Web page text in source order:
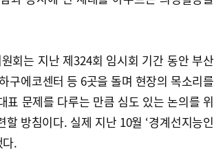
회는 지난 제324회 임시회 기간 동안 부산
구에코센터 등 6곳을 돌며 현장의 목소리를
문제를 다루는 만큼 심도 있는 논의를 위
방침이다. 실제 지난 10월 ‘경계선지능인
.